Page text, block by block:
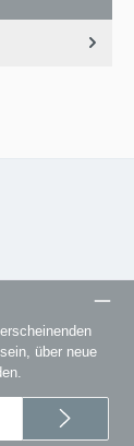
über neue